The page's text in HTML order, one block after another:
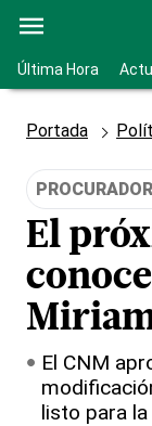
Última Hora
Portada
PROCURADOR
El
El CNM
listo para